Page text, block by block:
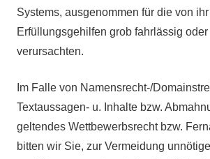
Systems, ausgenommen für die von
Erfüllungsgehilfen grob fahrlässig
verursachten.
Im Falle von Namensrecht-/
Textaussagen- u. Inhalte bzw.
geltendes Wettbewerbsrecht bzw.
bitten wir Sie, zur Vermeidung